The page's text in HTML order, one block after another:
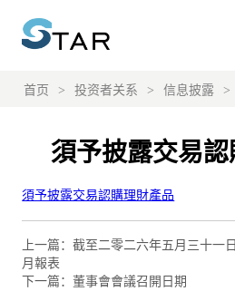
首页 > 投资者关系 > 信息披露 >
須予披露交易
上一篇：截至二零二六年五月三十一
月報表
下一篇：董事會會議召開日期